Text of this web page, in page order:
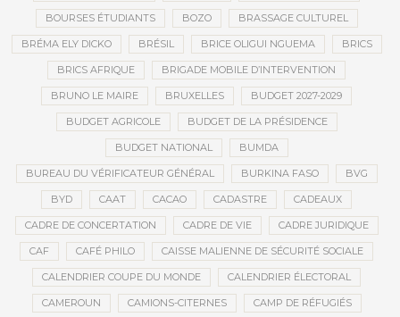
BOURSES ÉTUDIANTS BOZO BRASSAGE CULTUREL
BRÉMA ELY DICKO BRÉSIL BRICE OLIGUI NGUEMA BRICS
BRICS AFRIQUE BRIGADE MOBILE D’INTERVENTION
BRUNO LE MAIRE BRUXELLES BUDGET 2027-2029
BUDGET AGRICOLE BUDGET DE LA PRÉSIDENCE
BUDGET NATIONAL BUMDA
BUREAU DU VÉRIFICATEUR GÉNÉRAL BURKINA FASO BVG
BYD CAAT CACAO CADASTRE CADEAUX
CADRE DE CONCERTATION CADRE DE VIE CADRE JURIDIQUE
CAF CAFÉ PHILO CAISSE MALIENNE DE SÉCURITÉ SOCIALE
CALENDRIER COUPE DU MONDE CALENDRIER ÉLECTORAL
CAMEROUN CAMIONS-CITERNES CAMP DE RÉFUGIÉS